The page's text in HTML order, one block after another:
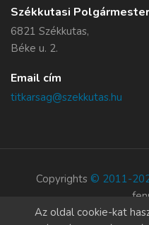
Székkutasi
6821 Székkutas,
Béke u. 2.
Email cím
titkarsag@szekkutas.hu
Copyrights © 2011-
Süti
Az oldal cookie-kat